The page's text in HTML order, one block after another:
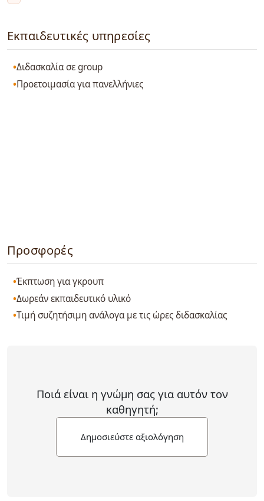
Εκπαιδευτικές υπηρεσίες
Διδασκαλία σε group
Προετοιμασία για πανελλήνιες
Προσφορές
Έκπτωση για γκρουπ
Δωρεάν εκπαιδευτικό υλικό
Τιμή συζητήσιμη ανάλογα με τις ώρες διδασκαλίας
Ποιά είναι η γνώμη σας για αυτόν τον
καθηγητή;
Δημοσιεύστε αξιολόγηση